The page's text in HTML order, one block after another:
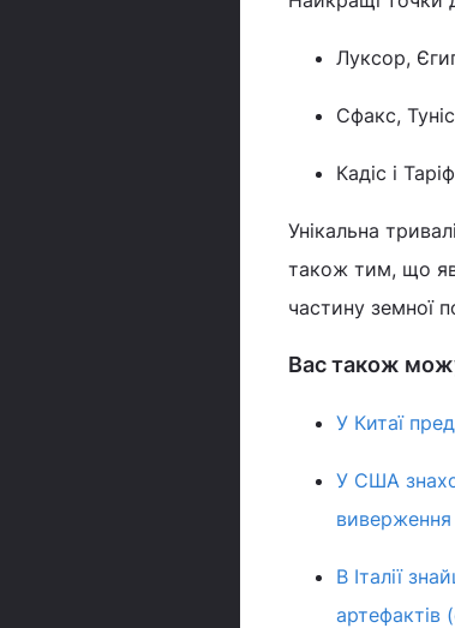
Луксор,
Сфакс,
Кадіс і
Унікальна
також тим, що
частину земної
Вас також
У Китаї
У США
виверження
В Італії
артефактів